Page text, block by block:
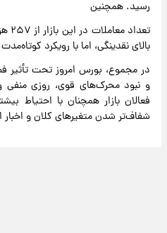
رسید. همچنین
بالای نقدینگی، اما با رویکرد
در مجموع، بورس امروز تحت تأثیر
و نبود محرک‌های قوی، روزی
فعالان بازار همچنان با احتیاط
شفاف‌تر شدن متغیرهای کلان و اخبار